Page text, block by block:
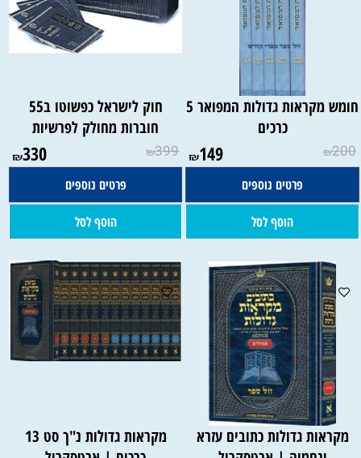
חומש מקראות גדולות המפואר 5
כרכים
₪200
₪149
פרטים נוספים
הוסף לסל
חוק לישראל כפשוטו ב55
חוברות מחולק לפרשיות
₪399
₪330
פרטים נוספים
הוסף לסל
מקראות גדולות כתובים עזרא
מקראות גדולות נ"ך סט 13